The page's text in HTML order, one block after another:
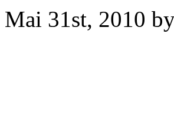
Mai 31st, 2010